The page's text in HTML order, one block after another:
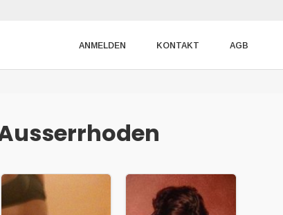
ANMELDEN KONTAKT AGB